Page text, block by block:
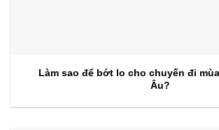
Làm sao để bớt lo cho chuyến đi
Âu?